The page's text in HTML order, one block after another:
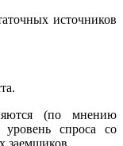
источников
(по мнению
спроса со
заемщиков.